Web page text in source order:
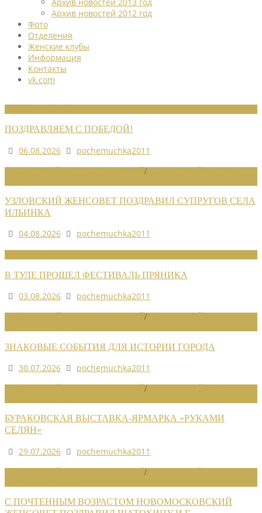
Архив новостей 2012 год
Фото
Отделения
Женские клубы
Информация
Контакты
vk.com
ПОЗДРАВЛЯЕМ С ПОБЕДОЙ!
06.08.2026
pochemuchka2011
/
УЗЛОВСКИЙ ЖЕНСОВЕТ ПОЗДРАВИЛ СУПРУГОВ СЕЛА
ИЛЬИНКА
04.08.2026
pochemuchka2011
В ТУЛЕ ПРОШЕЛ ФЕСТИВАЛЬ ПРЯНИКА
03.08.2026
pochemuchka2011
/
ЗНАКОВЫЕ СОБЫТИЯ ДЛЯ ИСТОРИИ ГОРОДА
30.07.2026
pochemuchka2011
/
БУРАКОВСКАЯ ВЫСТАВКА-ЯРМАРКА «РУКАМИ
СЕЛЯН»
29.07.2026
pochemuchka2011
/
С ПОЧТЕННЫМ ВОЗРАСТОМ НОВОМОСКОВСКИЙ